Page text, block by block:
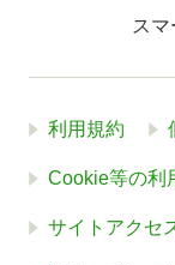
ス
利用規約
Cookie等の利
サイトアクセ